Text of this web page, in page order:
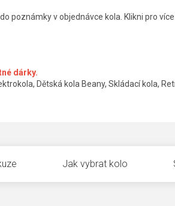
poznámky v objednávce kola. Klikni pro
dárky.
Dětská kola Beany, Skládací kola,
Jak vybrat kolo